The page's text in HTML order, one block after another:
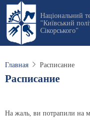
Перейти
основному
содержанию
Національний
"Київський
Сікорського"
Главная Расписание
Расписание
На жаль, ви потрапили на